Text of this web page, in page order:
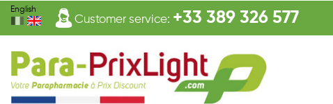
English
Customer service: +33 389 326 577